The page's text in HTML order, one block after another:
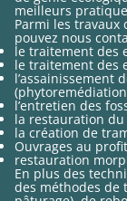
meilleurs
Parmi les travaux
pouvez nous
le traitement des
le traitement des
l’assainissement
l’entretien des
la restauration
la création de
Ouvrages au
restauration
En plus des
des méthodes de